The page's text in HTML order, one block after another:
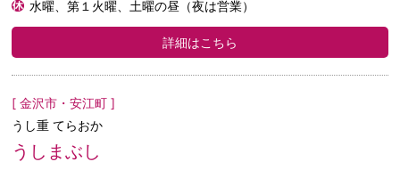
水曜、第１火曜、土曜の昼（夜は営業）
詳細はこちら
[ 金沢市・安江町 ]
うし重 てらおか
うしまぶし